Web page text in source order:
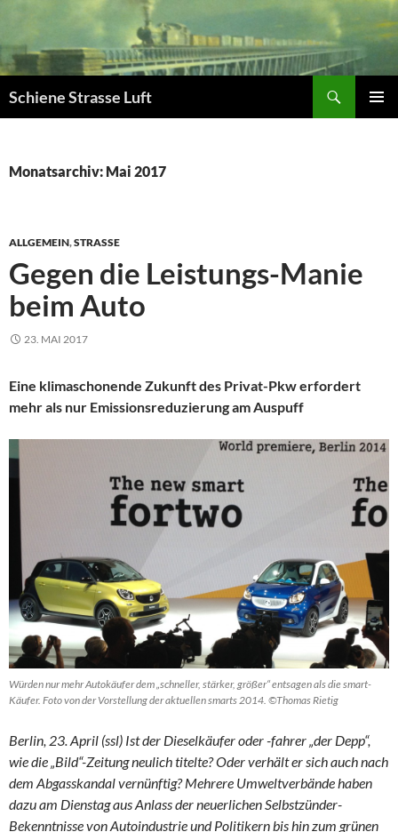
springen
Schiene Strasse Luft
Monatsarchiv: Mai 2017
ALLGEMEIN,STRASSE
Gegen die Leistungs-Manie
beim Auto
23. MAI 2017
Eine klimaschonende Zukunft des Privat-Pkw erfordert
mehr als nur Emissionsreduzierung am Auspuff
Würden nur mehr Autokäufer dem „schneller, stärker, größer“ entsagen als die smart-
Käufer. Foto von der Vorstellung der aktuellen smarts 2014. ©Thomas Rietig
Berlin, 23. April (ssl) Ist der Dieselkäufer oder ­-fahrer „der Depp“,
wie die „Bild“-Zeitung neulich titelte? Oder verhält er sich auch nach
dem Abgasskandal vernünftig? Mehrere Umweltverbände haben
dazu am Dienstag aus Anlass der neuerlichen Selbstzünder-
Bekenntnisse von Autoindustrie und Politikern bis hin zum grünen